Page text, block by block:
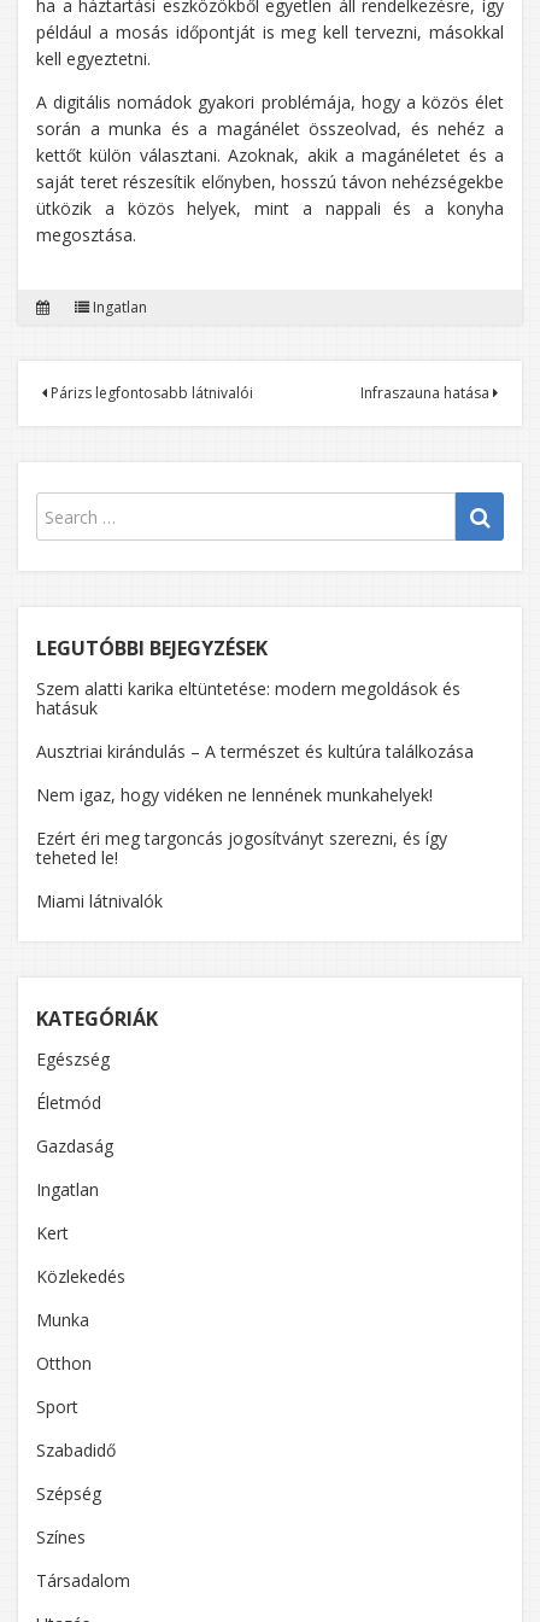
ha a háztartási eszközökből egyetlen áll rendelkezésre, így
például a mosás időpontját is meg kell tervezni, másokkal
kell egyeztetni.
A digitális nomádok gyakori problémája, hogy a közös élet
során a munka és a magánélet összeolvad, és nehéz a
kettőt külön választani. Azoknak, akik a magánéletet és a
saját teret részesítik előnyben, hosszú távon nehézségekbe
ütközik a közös helyek, mint a nappali és a konyha
megosztása.
Ingatlan
Bejegyzés
navigáció
Párizs legfontosabb látnivalói Infraszauna hatása
LEGUTÓBBI BEJEGYZÉSEK
Szem alatti karika eltüntetése: modern megoldások és
hatásuk
Ausztriai kirándulás – A természet és kultúra találkozása
Nem igaz, hogy vidéken ne lennének munkahelyek!
Ezért éri meg targoncás jogosítványt szerezni, és így
teheted le!
Miami látnivalók
KATEGÓRIÁK
Egészség
Életmód
Gazdaság
Ingatlan
Kert
Közlekedés
Munka
Otthon
Sport
Szabadidő
Szépség
Színes
Társadalom